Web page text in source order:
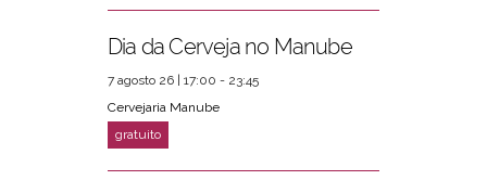
Dia da Cerveja no Manube
7 agosto 26 | 17:00 - 23:45
Cervejaria Manube